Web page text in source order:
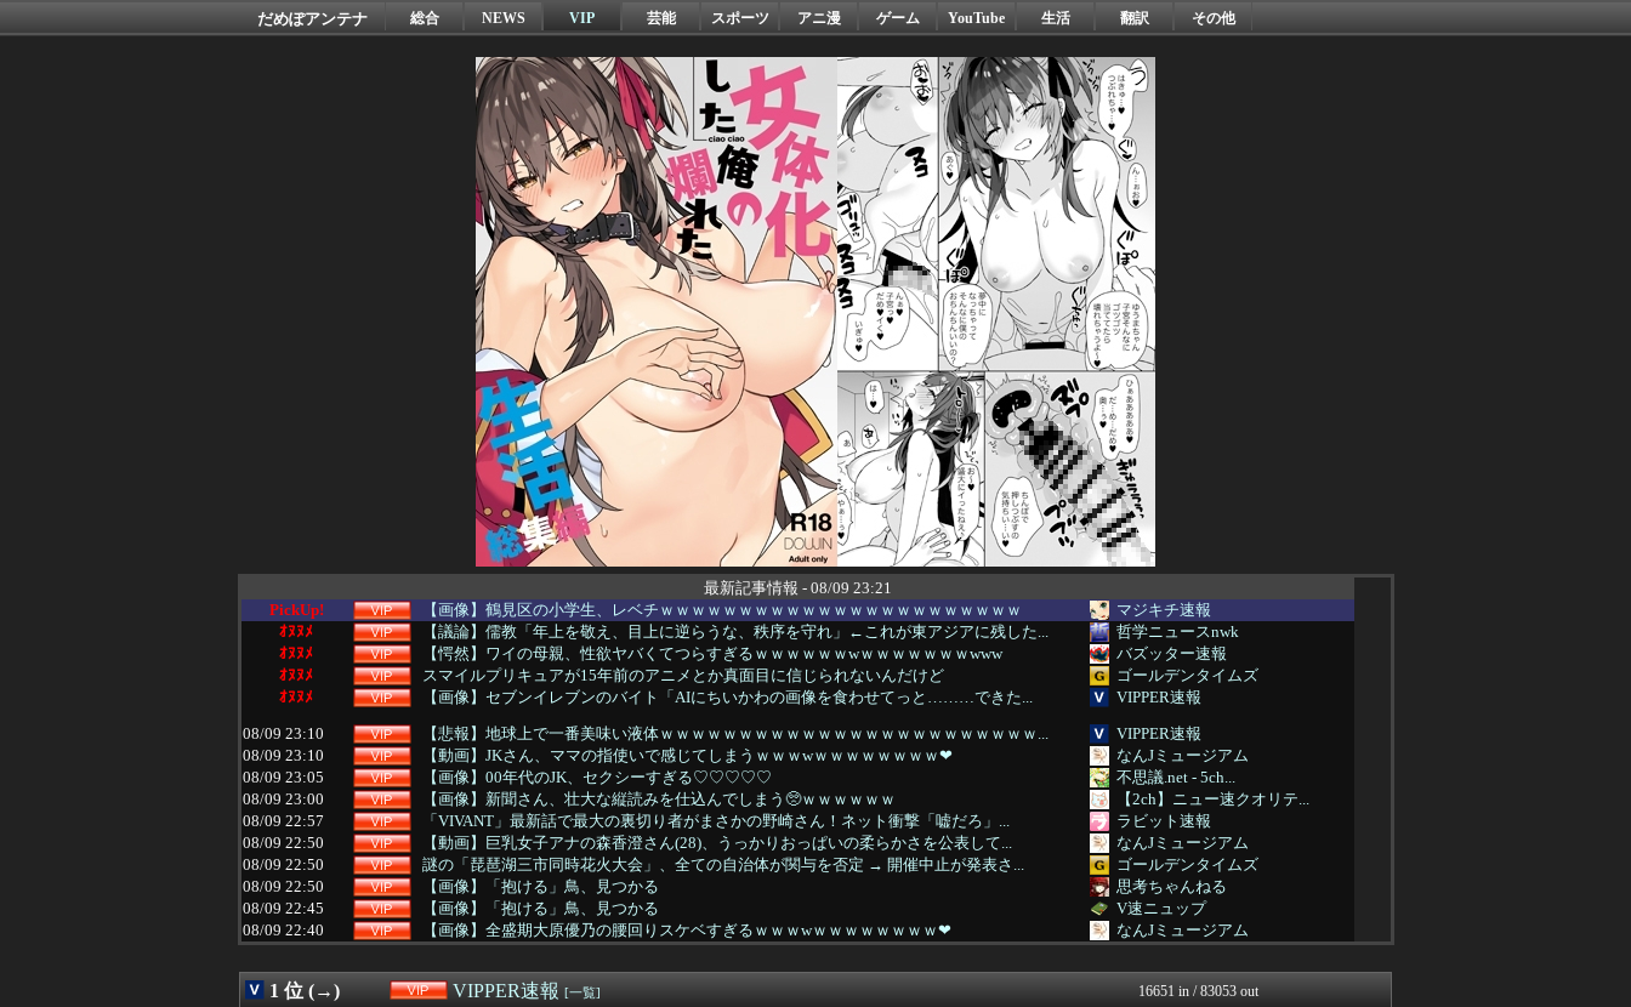
だめぽアンテナ 総合 NEWS VIP 芸能 スポーツ アニ漫 ゲーム YouTube 生活 翻訳 その他
最新記事情報 - 08/09 23:21
PickUp!
【画像】鶴見区の小学生、レベチｗｗｗｗｗｗｗｗｗｗｗｗｗｗｗｗｗｗｗｗｗｗｗ
マジキチ速報
ｵﾇﾇﾒ
【議論】儒教「年上を敬え、目上に逆らうな、秩序を守れ」←これが東アジアに残した...
哲学ニュースnwk
ｵﾇﾇﾒ
【愕然】ワイの母親、性欲ヤバくてつらすぎるｗｗｗｗｗｗwｗｗｗｗｗｗｗwww
バズッター速報
ｵﾇﾇﾒ
スマイルプリキュアが15年前のアニメとか真面目に信じられないんだけど
ゴールデンタイムズ
ｵﾇﾇﾒ
【画像】セブンイレブンのバイト「AIにちいかわの画像を食わせてっと………できた...
VIPPER速報
08/09 23:10
【悲報】地球上で一番美味い液体ｗｗｗｗｗｗｗｗｗｗｗｗｗｗｗｗｗｗｗｗｗｗｗｗ...
VIPPER速報
08/09 23:10
【動画】JKさん、ママの指使いで感じてしまうｗｗｗwｗｗｗｗｗｗｗｗ❤
なんJミュージアム
08/09 23:05
【画像】00年代のJK、セクシーすぎる♡♡♡♡♡
不思議.net - 5ch...
08/09 23:00
【画像】新聞さん、壮大な縦読みを仕込んでしまう🥺ｗｗｗｗｗｗ
【2ch】ニュー速クオリテ...
08/09 22:57
「VIVANT」最新話で最大の裏切り者がまさかの野崎さん！ネット衝撃「嘘だろ」...
ラビット速報
08/09 22:50
【動画】巨乳女子アナの森香澄さん(28)、うっかりおっぱいの柔らかさを公表して...
なんJミュージアム
08/09 22:50
謎の「琵琶湖三市同時花火大会」、全ての自治体が関与を否定 → 開催中止が発表さ...
ゴールデンタイムズ
08/09 22:50
【画像】「抱ける」鳥、見つかる
思考ちゃんねる
08/09 22:45
【画像】「抱ける」鳥、見つかる
V速ニュップ
08/09 22:40
【画像】全盛期大原優乃の腰回りスケベすぎるｗｗｗwｗｗｗｗｗｗｗｗ❤
なんJミュージアム
08/09 22:35
【画像】8/22開催「琵琶湖三市同時花火大会」、市公式「そんな花火大会は存在し...
スコールちゃんねる｜２ちゃ...
08/09 22:35
【画像あり】ギャル「おにーさんイケメンだしどこでもついて行くよ♡♡♡♡」⇒♡♡
不思議.net - 5ch...
1 位 (→) VIPPER速報 [一覧] 16651 in / 83053 out